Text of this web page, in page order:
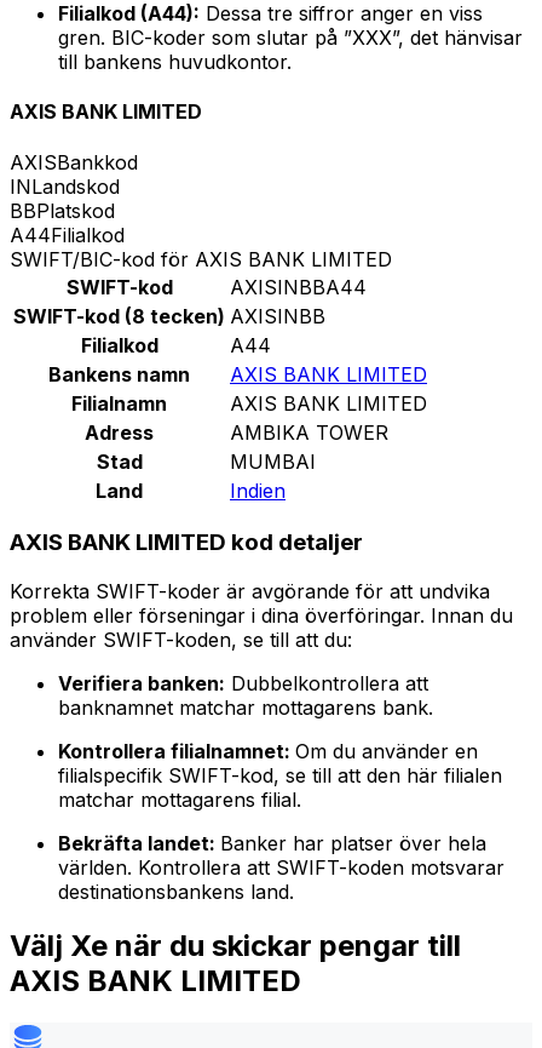
Filialkod (A44): Dessa tre siffror anger en viss
gren. BIC-koder som slutar på ”XXX”, det hänvisar
till bankens huvudkontor.
AXIS BANK LIMITED
AXISBankkod
INLandskod
BBPlatskod
A44Filialkod
SWIFT/BIC-kod för AXIS BANK LIMITED
SWIFT-kod
AXISINBBA44
SWIFT-kod (8 tecken) AXISINBB
Filialkod
A44
Bankens namn
AXIS BANK LIMITED
Filialnamn
AXIS BANK LIMITED
Adress
AMBIKA TOWER
Stad
MUMBAI
Land
Indien
AXIS BANK LIMITED kod detaljer
Korrekta SWIFT-koder är avgörande för att undvika
problem eller förseningar i dina överföringar. Innan du
använder SWIFT-koden, se till att du:
Verifiera banken: Dubbelkontrollera att
banknamnet matchar mottagarens bank.
Kontrollera filialnamnet: Om du använder en
filialspecifik SWIFT-kod, se till att den här filialen
matchar mottagarens filial.
Bekräfta landet: Banker har platser över hela
världen. Kontrollera att SWIFT-koden motsvarar
destinationsbankens land.
Välj Xe när du skickar pengar till
AXIS BANK LIMITED